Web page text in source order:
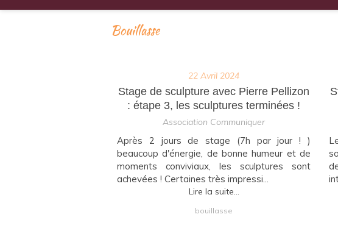
Bouillasse
22 Avril 2024
Stage de sculpture avec Pierre Pellizon
: étape 3, les sculptures terminées !
Association Communiquer
Après 2 jours de stage (7h par jour ! )
beaucoup d'énergie, de bonne humeur et de
moments conviviaux, les sculptures sont
achevées ! Certaines très impressi...
Lire la suite...
bouillasse